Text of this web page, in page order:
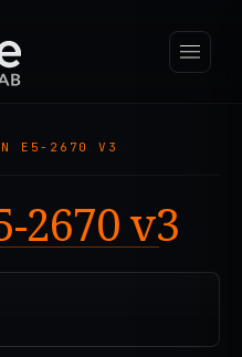
E5-2670 V3
2670 v3